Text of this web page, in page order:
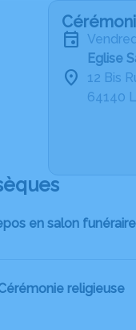
Eglise
12 Bis
64140
en salon funéraire
religieuse